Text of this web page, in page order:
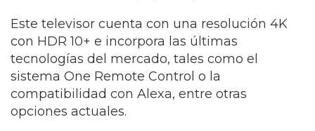
Este televisor cuenta con una resolución 4K
con HDR 10+ e incorpora las últimas
tecnologías del mercado, tales como el
sistema One Remote Control o la
compatibilidad con Alexa, entre otras
opciones actuales.